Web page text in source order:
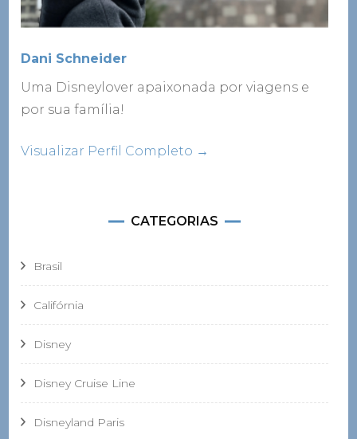
Dani Schneider
Uma Disneylover apaixonada por viagens e
por sua família!
Visualizar Perfil Completo →
CATEGORIAS
Brasil
Califórnia
Disney
Disney Cruise Line
Disneyland Paris